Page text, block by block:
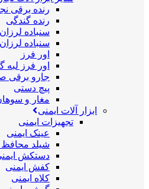
رنده برقی
رنده گندگی
سنباده
سنباده
اور فرز
اور فرز لبه
جارو برقی
پیچ دستی
مغار و
ابزار آلات ایمنی
تجهیزات ایمنی
عینک ایمنی
شیلد
دستکش
کفش ایمنی
کلاه ایمنی